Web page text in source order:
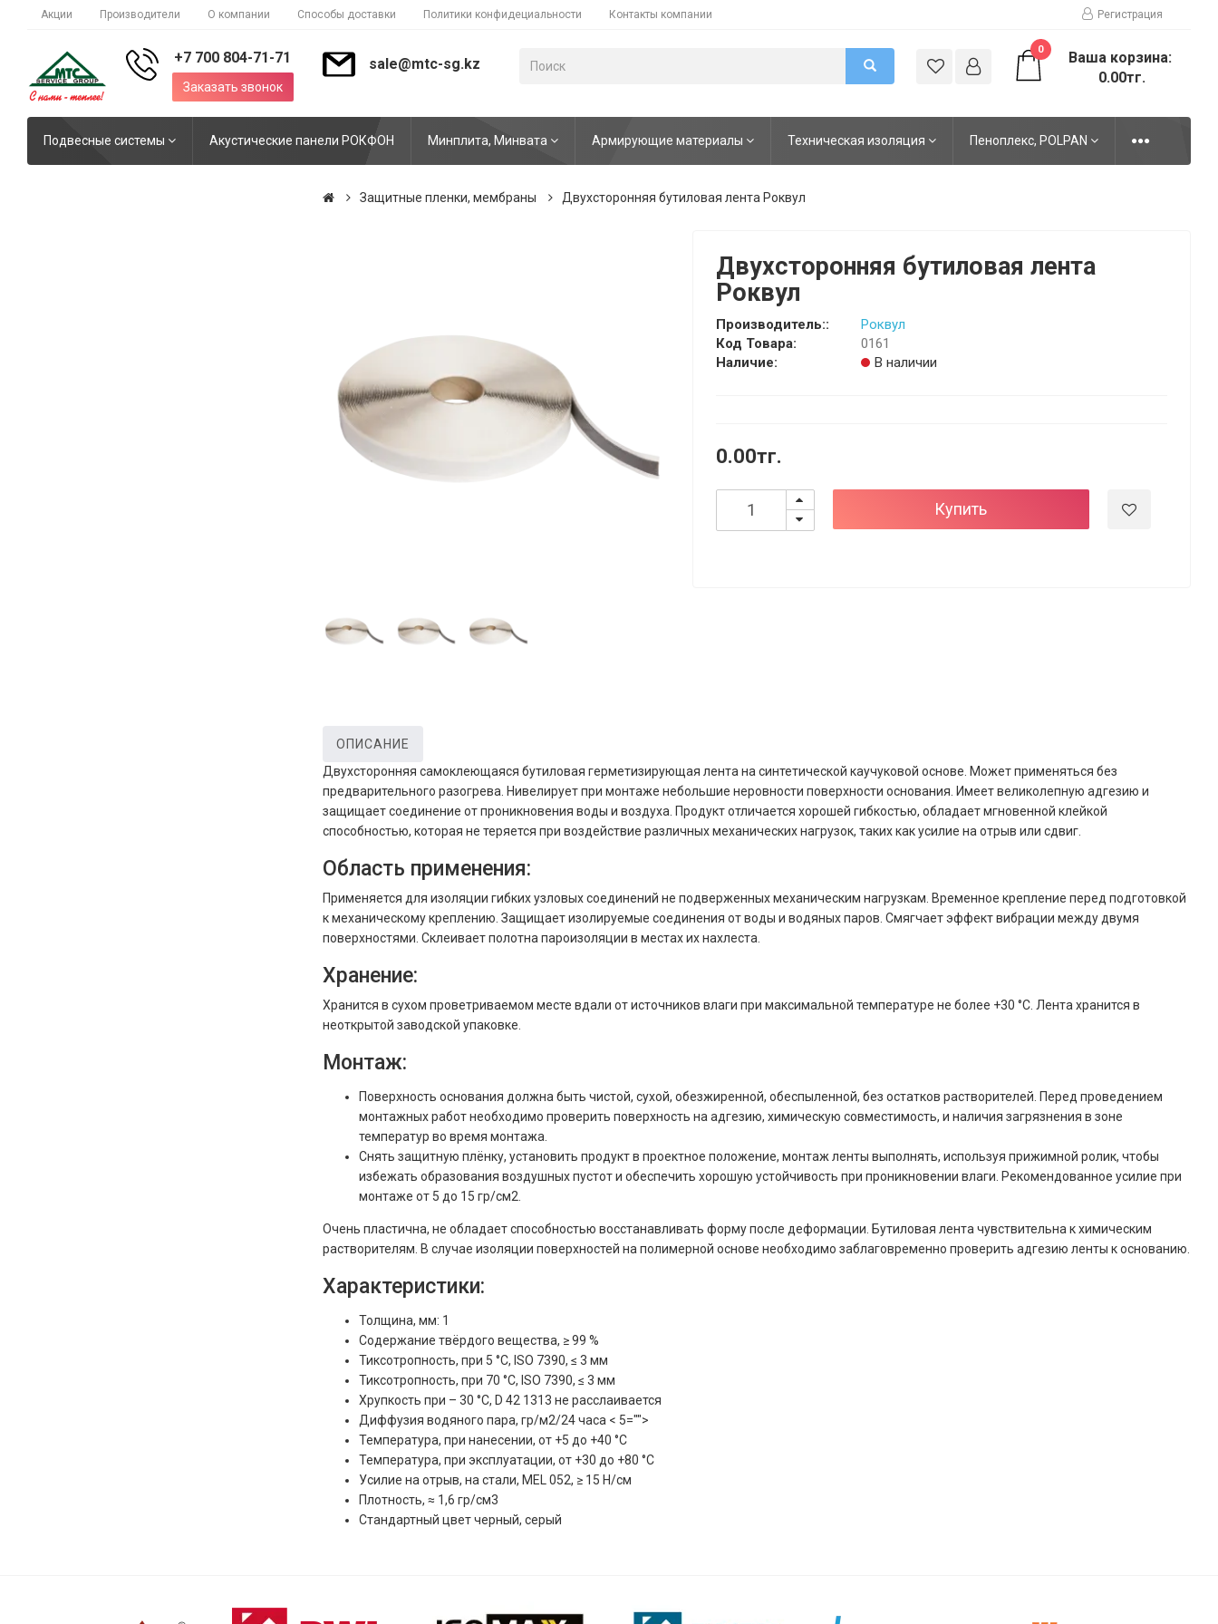
Акции Производители О компании Способы доставки Политики конфидециальности Контакты компании Регистрация
+7 700 804-71-71
Заказать звонок
sale@mtc-sg.kz
0
Ваша корзина:
0.00тг.
Подвесные системы Акустические панели РОКФОН Минплита, Минвата Армирующие материалы Техническая изоляция Пеноплекс, POLPAN
Защитные пленки, мембраны Двухсторонняя бутиловая лента Роквул
Двухсторонняя бутиловая лента
Роквул
Производитель::
Роквул
Код Товара:
0161
Наличие:
В наличии
0.00тг.
Купить
ОПИСАНИЕ
Двухсторонняя самоклеющаяся бутиловая герметизирующая лента на синтетической каучуковой основе. Может применяться без
предварительного разогрева. Нивелирует при монтаже небольшие неровности поверхности основания. Имеет великолепную адгезию и
защищает соединение от проникновения воды и воздуха. Продукт отличается хорошей гибкостью, обладает мгновенной клейкой
способностью, которая не теряется при воздействие различных механических нагрузок, таких как усилие на отрыв или сдвиг.
Область применения:
Применяется для изоляции гибких узловых соединений не подверженных механическим нагрузкам. Временное крепление перед подготовкой
к механическому креплению. Защищает изолируемые соединения от воды и водяных паров. Смягчает эффект вибрации между двумя
поверхностями. Склеивает полотна пароизоляции в местах их нахлеста.
Хранение:
Хранится в сухом проветриваемом месте вдали от источников влаги при максимальной температуре не более +30 °С. Лента хранится в
неоткрытой заводской упаковке.
Монтаж:
Поверхность основания должна быть чистой, сухой, обезжиренной, обеспыленной, без остатков растворителей. Перед проведением
монтажных работ необходимо проверить поверхность на адгезию, химическую совместимость, и наличия загрязнения в зоне
температур во время монтажа.
Снять защитную плёнку, установить продукт в проектное положение, монтаж ленты выполнять, используя прижимной ролик, чтобы
избежать образования воздушных пустот и обеспечить хорошую устойчивость при проникновении влаги. Рекомендованное усилие при
монтаже от 5 до 15 гр/см2.
Очень пластична, не обладает способностью восстанавливать форму после деформации. Бутиловая лента чувствительна к химическим
растворителям. В случае изоляции поверхностей на полимерной основе необходимо заблаговременно проверить адгезию ленты к основанию.
Характеристики:
Толщина, мм: 1
Содержание твёрдого вещества, ≥ 99 %
Тиксотропность, при 5 °C, ISO 7390, ≤ 3 мм
Тиксотропность, при 70 °C, ISO 7390, ≤ 3 мм
Хрупкость при – 30 °C, D 42 1313 не расслаивается
Диффузия водяного пара, гр/м2/24 часа < 5="">
Температура, при нанесении, от +5 до +40 °C
Температура, при эксплуатации, от +30 до +80 °C
Усилие на отрыв, на стали, MEL 052, ≥ 15 H/см
Плотность, ≈ 1,6 гр/см3
Стандартный цвет черный, серый